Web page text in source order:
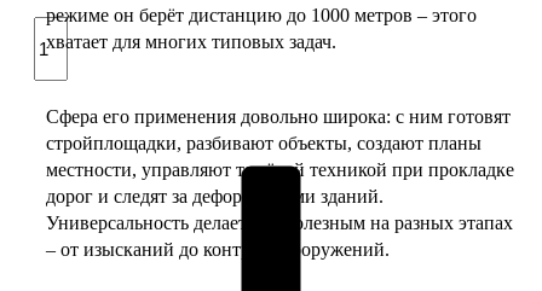
Количество
товара
R1000
2"
роботизированный
тахеометр
режиме он берёт дистанцию до 1000 метров – этого
хватает для многих типовых задач.
Сфера его применения довольно широка: с ним готовят
стройплощадки, разбивают объекты, создают планы
местности, управляют тяжёлой техникой при прокладке
дорог и следят за деформациями зданий.
Универсальность делает его полезным на разных этапах
– от изысканий до контроля сооружений.